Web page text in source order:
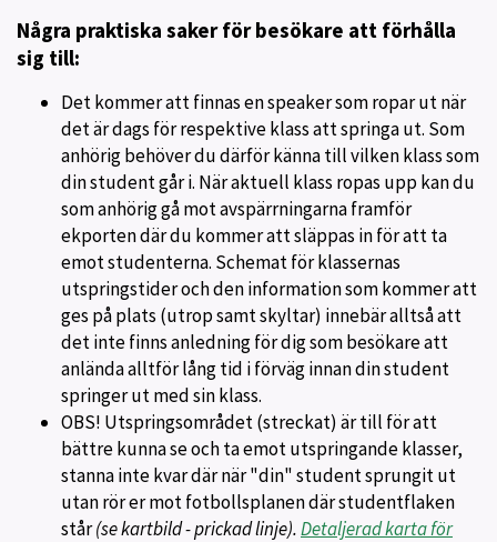
Några praktiska saker för besökare att förhålla
sig till:
Det kommer att finnas en speaker som ropar ut när
det är dags för respektive klass att springa ut. Som
anhörig behöver du därför känna till vilken klass som
din student går i. När aktuell klass ropas upp kan du
som anhörig gå mot avspärrningarna framför
ekporten där du kommer att släppas in för att ta
emot studenterna. Schemat för klassernas
utspringstider och den information som kommer att
ges på plats (utrop samt skyltar) innebär alltså att
det inte finns anledning för dig som besökare att
anlända alltför lång tid i förväg innan din student
springer ut med sin klass.
OBS! Utspringsområdet (streckat) är till för att
bättre kunna se och ta emot utspringande klasser,
stanna inte kvar där när "din" student sprungit ut
utan rör er mot fotbollsplanen där studentflaken
står(se kartbild - prickad linje).Detaljerad karta för